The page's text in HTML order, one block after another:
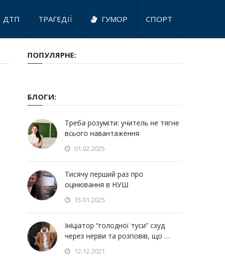
ДТП ТРАГЕДІЇ ГУМОР СПОРТ
ПОПУЛЯРНЕ:
БЛОГИ:
Треба розуміти: учитель не тягне
всього навантаження
01.02.2025
Тисячу перший раз про
оцінювання в НУШ
15.01.2025
Ініціатор “голодної туси” схуд
через нерви та розповів, що …
12.12.2021